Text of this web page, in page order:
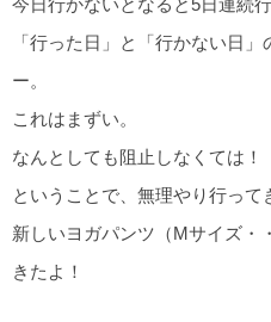
今日行かないとなると5日連続
「行った日」と「行かない日
ー。
これはまずい。
なんとしても阻止しなくては！
ということで、無理やり行って
新しいヨガパンツ（Mサイズ・
きたよ！